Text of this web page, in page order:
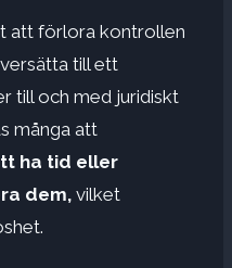
att förlora kontrollen
till ett
till och med juridiskt
många att
ha tid eller
dem, vilket